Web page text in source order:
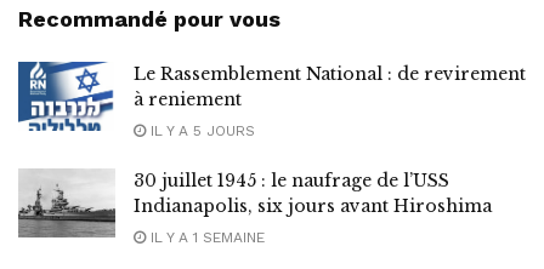
Recommandé pour vous
Le Rassemblement National : de revirement
à reniement
IL Y A 5 JOURS
30 juillet 1945 : le naufrage de l’USS
Indianapolis, six jours avant Hiroshima
IL Y A 1 SEMAINE